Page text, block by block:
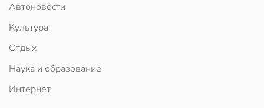
Автоновости
Культура
Отдых
Наука и образование
Интернет